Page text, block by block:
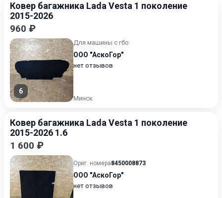
Ковер багажника Lada Vesta 1 поколение
2015-2026
960 ₽
6
Для машины с гбо
ООО "АскоГор"
нет отзывов
Минск
Ковер багажника Lada Vesta 1 поколение
2015-2026 1.6
1 600 ₽
Ориг. номера8450008873
ООО "АскоГор"
нет отзывов